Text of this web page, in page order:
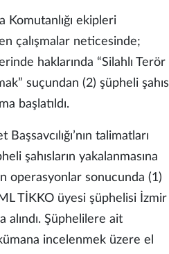
Komutanlığı ekipleri
çalışmalar neticesinde;
haklarında “Silahlı Terör
suçundan (2) şüpheli şahıs
başlatıldı.
talimatları
şahısların yakalanmasına
operasyonlar sonucunda (1)
TİKKO üyesi şüphelisi İzmir
alındı. Şüphelilere ait
incelenmek üzere el